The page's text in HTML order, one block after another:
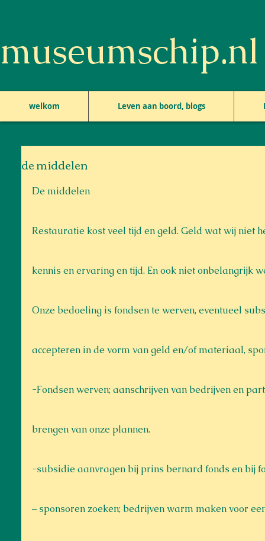
museumschip.nl
welkom Leven aan boord, blogs
de middelen
De middelen
Restauratie kost veel tijd en geld. Geld wat wij niet
kennis en ervaring en tijd. En ook niet onbelangrijk
Onze bedoeling is fondsen te werven, eventueel
accepteren in de vorm van geld en/of materiaal,
-Fondsen werven; aanschrijven van bedrijven en
brengen van onze plannen.
-subsidie aanvragen bij prins bernard fonds en bij
– sponsoren zoeken; bedrijven warm maken voor